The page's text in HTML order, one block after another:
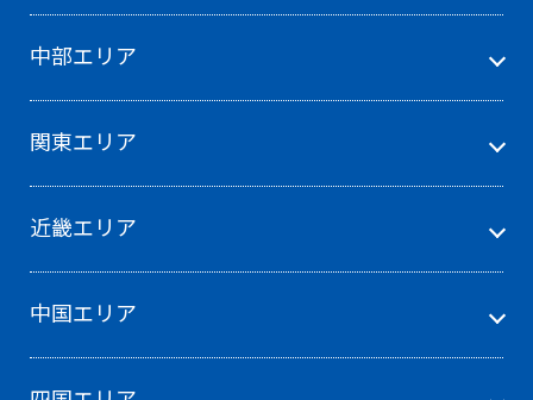
中部エリア
関東エリア
近畿エリア
中国エリア